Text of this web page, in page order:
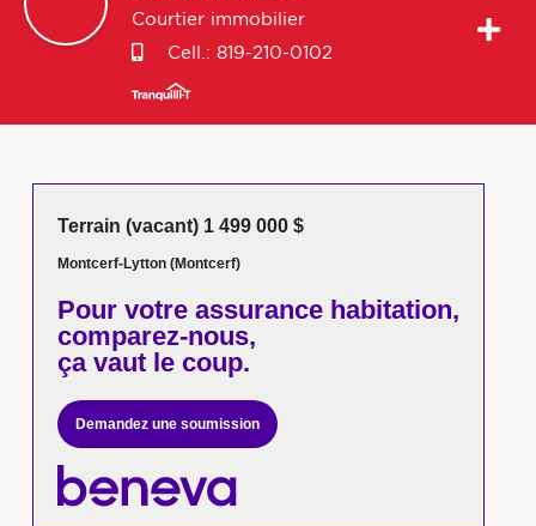
Courtier immobilier
Cell.: 819-210-0102
Terrain (vacant) 1 499 000 $
Montcerf-Lytton (Montcerf)
Pour votreassurance habitation,
comparez-nous,
ça vaut le coup.
Demandez une soumission